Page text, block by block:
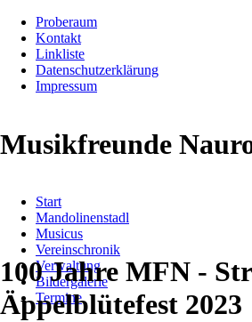
Proberaum
Kontakt
Linkliste
Datenschutzerklärung
Impressum
Musikfreunde
überspringen
Start
Mandolinenstadl
Musicus
Vereinschronik
Verwaltung
Bildergalerie
Termine
100 Jahre MFN -
Äppelblütefest 2023